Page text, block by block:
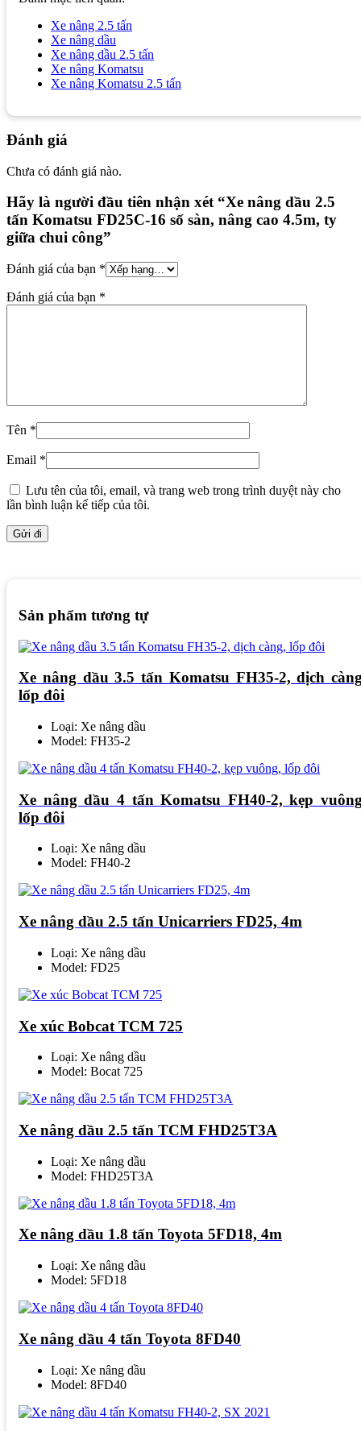
Xe nâng 2.5 tấn
Xe nâng dầu
Xe nâng dầu 2.5 tấn
Xe nâng Komatsu
Xe nâng Komatsu 2.5 tấn
Đánh giá
Chưa có đánh giá nào.
Hãy là người đầu tiên nhận xét “Xe nâng dầu 2.5
tấn Komatsu FD25C-16 số sàn, nâng cao 4.5m, ty
giữa chui công”
Đánh giá của bạn *
Đánh giá của bạn *
Tên *
Email *
Lưu tên của tôi, email, và trang web trong trình duyệt này cho
lần bình luận kế tiếp của tôi.
Sản phẩm tương tự
Xe nâng dầu 3.5 tấn Komatsu FH35-2, dịch
lốp đôi
Loại: Xe nâng dầu
Model: FH35-2
Xe nâng dầu 4 tấn Komatsu FH40-2, kẹp
lốp đôi
Loại: Xe nâng dầu
Model: FH40-2
Xe nâng dầu 2.5 tấn Unicarriers FD25, 4m
Loại: Xe nâng dầu
Model: FD25
Xe xúc Bobcat TCM 725
Loại: Xe nâng dầu
Model: Bocat 725
Xe nâng dầu 2.5 tấn TCM FHD25T3A
Loại: Xe nâng dầu
Model: FHD25T3A
Xe nâng dầu 1.8 tấn Toyota 5FD18, 4m
Loại: Xe nâng dầu
Model: 5FD18
Xe nâng dầu 4 tấn Toyota 8FD40
Loại: Xe nâng dầu
Model: 8FD40